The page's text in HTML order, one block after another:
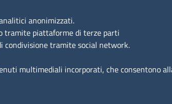
di illecito
Trasparente
riservato
anonimizzati.
tramite piattaforme di terze parti
condivisione tramite social network.
multimediali incorporati, che consentono